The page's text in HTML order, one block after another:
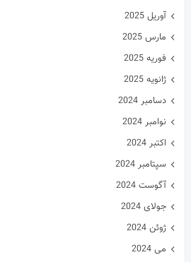
آوریل 2025
مارس 2025
فوریه 2025
ژانویه 2025
دسامبر 2024
نوامبر 2024
اکتبر 2024
سپتامبر 2024
آگوست 2024
جولای 2024
ژوئن 2024
می 2024